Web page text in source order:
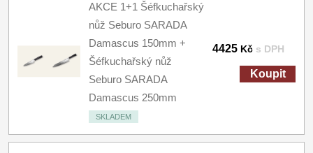
AKCE 1+1 Šéfkuchařský
nůž Seburo SARADA
Damascus 150mm +
Šéfkuchařský nůž
Seburo SARADA
Damascus 250mm
SKLADEM
4425 Kč s DPH
Koupit